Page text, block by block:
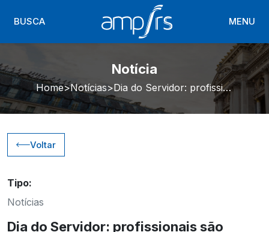
BUSCA MENU
Notícia
Home Notícias Dia do Servidor: profissionais são homenageados por 20 e 30 anos de dedicação ao MPRS
Voltar
Tipo:
Notícias
Dia do Servidor: profissionais são